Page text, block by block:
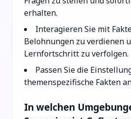
erhalten.
Interagieren Sie mit
Belohnungen zu verdienen
Lernfortschritt zu verfolgen.
Passen Sie die
themenspezifische Fakten
In welchen